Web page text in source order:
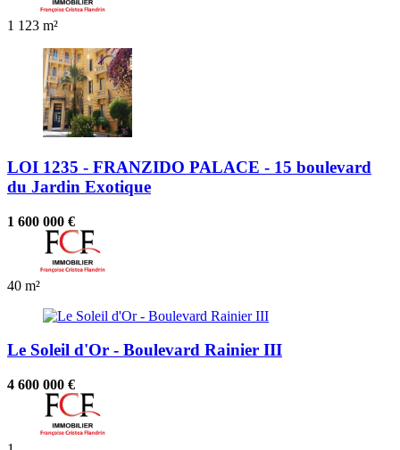
1 123 m²
LOI 1235 - FRANZIDO PALACE - 15 boulevard
du Jardin Exotique
1 600 000 €
40 m²
Le Soleil d'Or - Boulevard Rainier III
4 600 000 €